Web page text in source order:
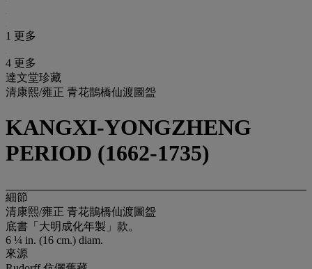
1 更多
4 更多
達文堂珍藏
清康熙/雍正 青花鵲橋仙渡圖盌
KANGXI-YONGZHENG
PERIOD (1662-1735)
細節
清康熙/雍正 青花鵲橋仙渡圖盌
底書「大明成化年製」款。
6 ¼ in. (16 cm.) diam.
來源